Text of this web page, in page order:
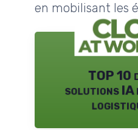
en mobilisant les
TOP 10
solutions IA